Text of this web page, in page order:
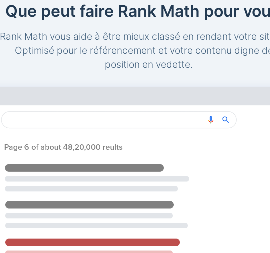
Que peut faire Rank Math pour
Rank Math vous aide à être mieux classé en rendant votre
Optimisé pour le référencement et votre contenu digne
position en vedette.